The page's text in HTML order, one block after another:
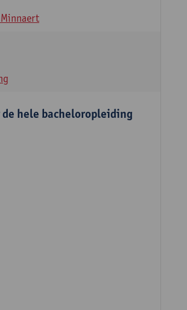
hele bacheloropleiding